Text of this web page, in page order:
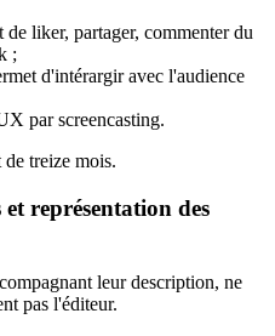
liker, partager, commenter du
;
d'intérargir avec l'audience
par screencasting.
de treize mois.
représentation des
leur description, ne
pas l'éditeur.